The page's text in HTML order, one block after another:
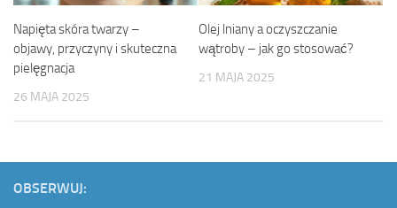
Napięta skóra twarzy –
objawy, przyczyny i skuteczna
pielęgnacja
26 MAJA 2025
Olej lniany a oczyszczanie
wątroby – jak go stosować?
21 MAJA 2025
OBSERWUJ: